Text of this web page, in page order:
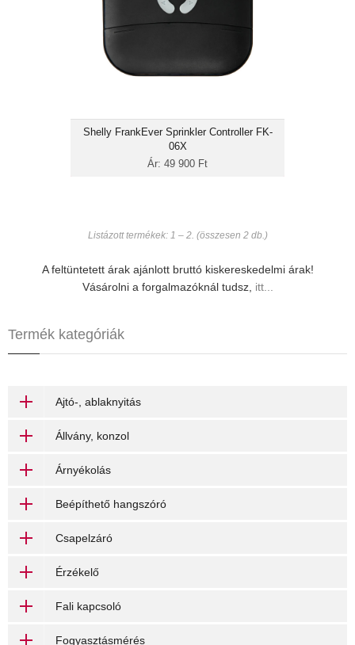
Shelly FrankEver Sprinkler Controller FK-
06X
Ár: 49 900 Ft
A Shelly FK‑06X öntözésvezérlő lehetővé
Bluetooth alapú készülék nem igényel
központi vezérlőt, mégis képes
alkalmazkodni az időjárási viszonyokhoz,...
Listázott termékek: 1 – 2. (összesen 2 db.)
A feltüntetett árak ajánlott bruttó kiskereskedelmi árak!
Vásárolni a forgalmazóknál tudsz, itt...
Termék kategóriák
Ajtó-, ablaknyitás
Állvány, konzol
Árnyékolás
Beépíthető hangszóró
Csapelzáró
Érzékelő
Fali kapcsoló
Fogyasztásmérés